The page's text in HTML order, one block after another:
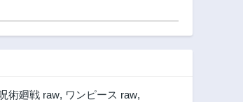
化していた件～
術廻戦 raw, ワンピース raw,